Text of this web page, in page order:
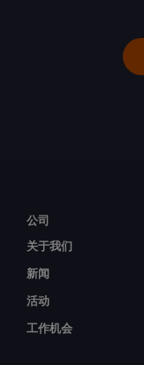
公司
关于我们
新闻
活动
工作机会